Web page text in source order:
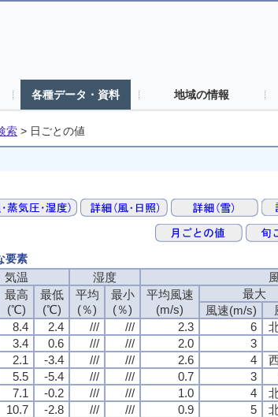
各種データ・資料 地域の情報
索 > 日ごとの値
要素
気温 湿度
最高
(℃)
最低
(℃)
平均
(％)
最小
(％)
平均風速
(m/s)
最大
風速(m/s)
8.4 2.4 /// /// 2.3 6
3.4 0.6 /// /// 2.0 3
2.1 -3.4 /// /// 2.6 4
5.5 -5.4 /// /// 0.7 3
7.1 -0.2 /// /// 1.0 4
10.7 -2.8 /// /// 0.9 5
気温 湿度
最高
(℃)
最低
(℃)
平均
(％)
最小
(％)
平均風速
(m/s)
最大
風速(m/s)
8.4 2.4 /// /// 2.3 6
3.4 0.6 /// /// 2.0 3
2.1 -3.4 /// /// 2.6 4
5.5 -5.4 /// /// 0.7 3
7.1 -0.2 /// /// 1.0 4
10.7 -2.8 /// /// 0.9 5
気温 湿度
最高
(℃)
最低
(℃)
平均
(％)
最小
(％)
平均風速
(m/s)
最大
風速(m/s)
8.4 2.4 /// /// 2.3 6
3.4 0.6 /// /// 2.0 3
2.1 -3.4 /// /// 2.6 4
5.5 -5.4 /// /// 0.7 3
7.1 -0.2 /// /// 1.0 4
10.7 -2.8 /// /// 0.9 5
気温 湿度
最高
(℃)
最低
(℃)
平均
(％)
最小
(％)
平均風速
(m/s)
最大
風速(m/s)
8.4 2.4 /// /// 2.3 6
3.4 0.6 /// /// 2.0 3
2.1 -3.4 /// /// 2.6 4
5.5 -5.4 /// /// 0.7 3
7.1 -0.2 /// /// 1.0 4
10.7 -2.8 /// /// 0.9 5